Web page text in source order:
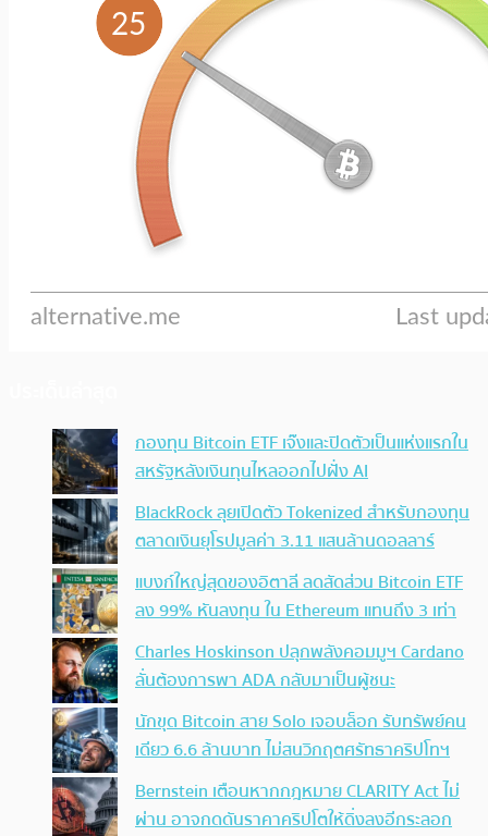
กองทุน Bitcoin ETF เจ๊งและปิดตัวเป็นแห่งแรกใน
สหรัฐหลังเงินทุนไหลออกไปฝั่ง AI
BlackRock ลุยเปิดตัว Tokenized สำหรับกองทุน
ตลาดเงินยุโรปมูลค่า 3.11 แสนล้านดอลลาร์
แบงก์ใหญ่สุดของอิตาลี ลดสัดส่วน Bitcoin ETF
ลง 99% หันลงทุน ใน Ethereum แทนถึง 3 เท่า
Charles Hoskinson ปลุกพลังคอมมูฯ Cardano
ลั่นต้องการพา ADA กลับมาเป็นผู้ชนะ
นักขุด Bitcoin สาย Solo เจอบล็อก รับทรัพย์คน
เดียว 6.6 ล้านบาท ไม่สนวิกฤตศรัทธาคริปโทฯ
Bernstein เตือนหากกฎหมาย CLARITY Act ไม่
ผ่าน อาจกดดันราคาคริปโตให้ดิ่งลงอีกระลอก